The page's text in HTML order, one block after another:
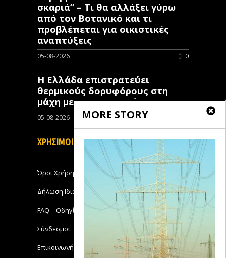
MORE STORY
σκαριά” – Τι θα αλλάξει γύρω
από τον Βοτανικό και τι
προβλέπεται για οικιστικές
αναπτύξεις
05-08-2026 0
Η Ελλάδα επιστρατεύει
θερμικούς δορυφόρους στη
μάχη με τις πυρκαγιές
05-08-2026
ΧΡΗΣΙΜΟΙ ΣΥΝΔΕΣΜΟΙ
Όροι Χρήσης
Δήλωση Ιδιωτικότητας
FAQ – Οδηγίες Χρήσης
Σύνδεσμοι
Επικοινωνήστε με το Michanikos-Online